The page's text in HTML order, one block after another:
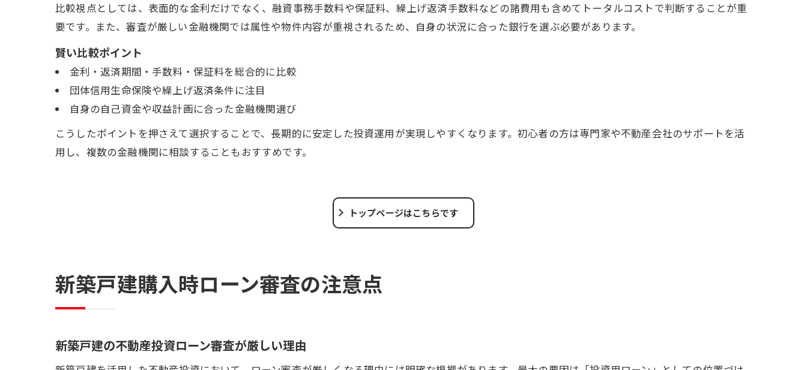
比較視点としては、表面的な金利だけでなく、融資事務手数料や保証料、繰上げ返済手数料などの諸費用も含めてトータルコストで判断することが重
要です。また、審査が厳しい金融機関では属性や物件内容が重視されるため、自身の状況に合った銀行を選ぶ必要があります。
賢い比較ポイント
金利・返済期間・手数料・保証料を総合的に比較
団体信用生命保険や繰上げ返済条件に注目
自身の自己資金や収益計画に合った金融機関選び
こうしたポイントを押さえて選択することで、長期的に安定した投資運用が実現しやすくなります。初心者の方は専門家や不動産会社のサポートを活
用し、複数の金融機関に相談することもおすすめです。
トップページはこちらです
新築戸建購入時ローン審査の注意点
新築戸建の不動産投資ローン審査が厳しい理由